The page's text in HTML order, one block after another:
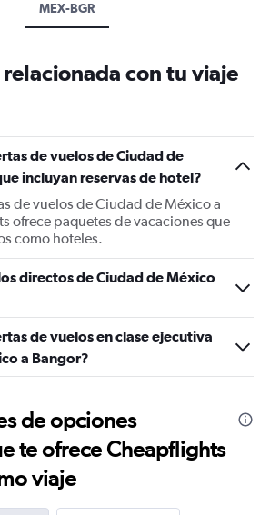
MEX-BGR
con tu viaje
de vuelos de Ciudad de
incluyan reservas de hotel?
de vuelos de Ciudad de México a
ofrece paquetes de vacaciones que
como hoteles.
directos de Ciudad de México
de vuelos en clase ejecutiva
a Bangor?
de opciones
te ofrece Cheapflights
viaje